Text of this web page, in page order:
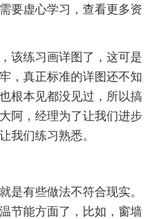
要虚心学习，查看更多资
该练习画详图了，这可是
，真正标准的详图还不知
根本见都没见过，所以搞
阿，经理为了让我们进步
我们练习熟悉。
是有些做法不符合现实。
节能方面了，比如，窗墙